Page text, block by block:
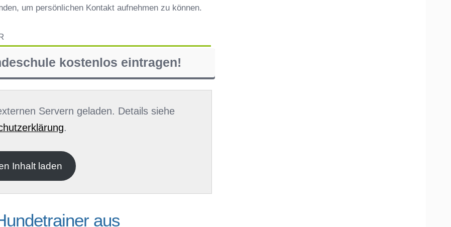
um persönlichen Kontakt aufnehmen zu können.
kostenlos eintragen!
Servern geladen. Details siehe
.
Inhalt laden
aus